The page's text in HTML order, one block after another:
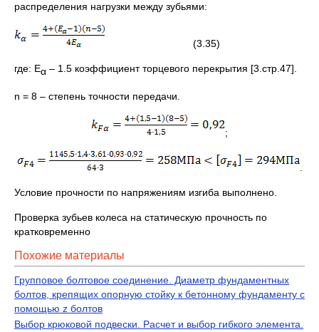
распределения нагрузки между зубьями:
(3.35)
где: Еα – 1.5 коэффициент торцевого перекрытия [3.стр.47].
n = 8 – степень точности передачи.
;
.
Условие прочности по напряжениям изгиба выполнено.
Проверка зубьев колеса на статическую прочность по
кратковременно
Похожие материалы
Групповое болтовое соединение. Диаметр фундаментных
болтов, крепящих опорную стойку к бетонному фундаменту с
помощью z болтов
Выбор крюковой подвески. Расчет и выбор гибкого элемента.